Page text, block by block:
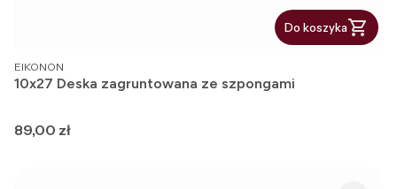
Do koszyka
PRODUCENT
EIKONON
10x27 Deska zagruntowana ze szpongami
Cena
89,00 zł